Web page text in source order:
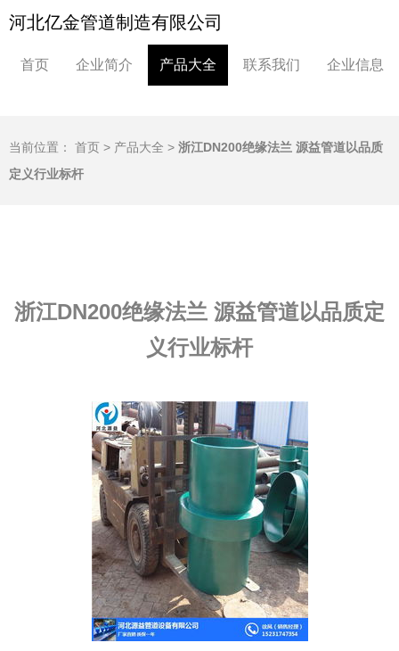
河北亿金管道制造有限公司
首页 企业简介 产品大全 联系我们 企业信息
当前位置： 首页 > 产品大全 > 浙江DN200绝缘法兰 源益管道以品质
定义行业标杆
浙江DN200绝缘法兰 源益管道以品质定
义行业标杆